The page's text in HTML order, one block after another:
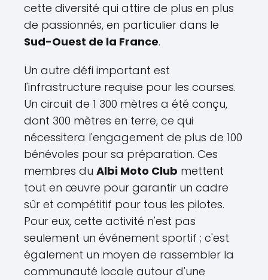
cette diversité qui attire de plus en plus
de passionnés, en particulier dans le
Sud-Ouest de la France.
Un autre défi important est
l'infrastructure requise pour les courses.
Un circuit de 1 300 mètres a été conçu,
dont 300 mètres en terre, ce qui
nécessitera l'engagement de plus de 100
bénévoles pour sa préparation. Ces
membres du Albi Moto Club mettent
tout en œuvre pour garantir un cadre
sûr et compétitif pour tous les pilotes.
Pour eux, cette activité n'est pas
seulement un événement sportif ; c'est
également un moyen de rassembler la
communauté locale autour d'une